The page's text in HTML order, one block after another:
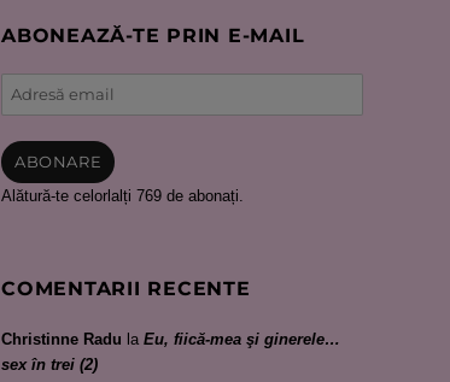
ABONEAZĂ-TE PRIN E-MAIL
Adresă
email
ABONARE
Alătură-te celorlalți 769 de abonați.
COMENTARII RECENTE
Christinne Radu la Eu, fiică-mea şi ginerele…
sex în trei (2)